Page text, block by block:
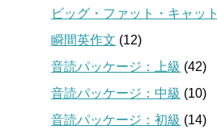
ビッグ・ファット・キャット
瞬間英作文 (12)
音読パッケージ：上級 (42)
音読パッケージ：中級 (10)
音読パッケージ：初級 (14)